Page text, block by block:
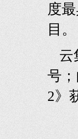
度
目。
云
号
2》